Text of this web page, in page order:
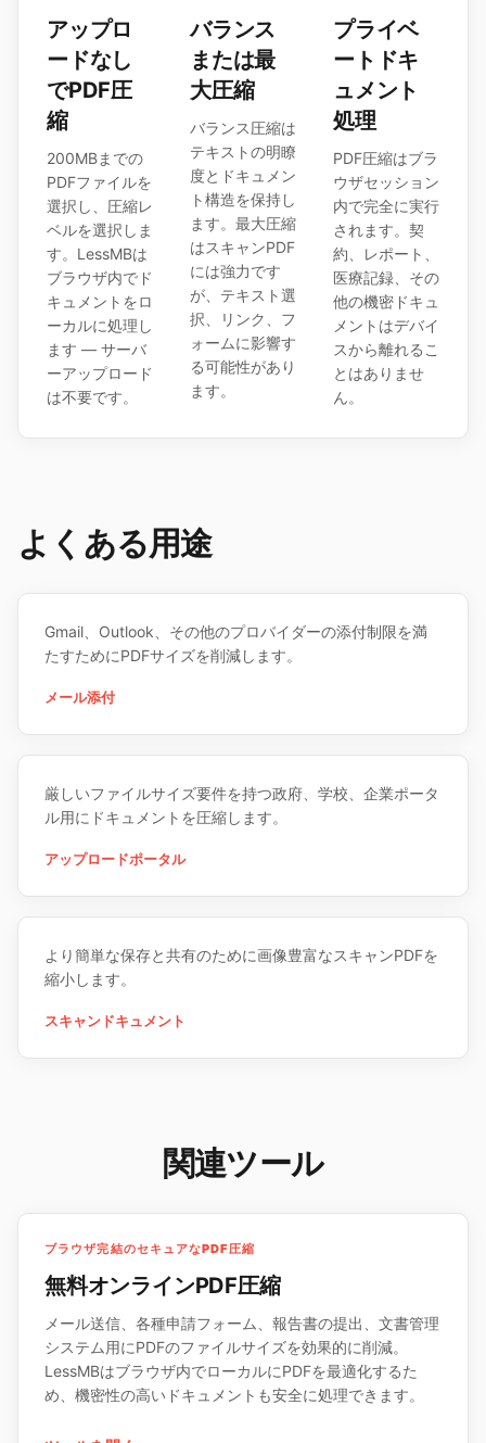
アップロ
ードなし
でPDF圧
縮
200MBまでの
PDFファイルを
選択し、圧縮レ
ベルを選択しま
す。LessMBは
ブラウザ内でド
キュメントをロ
ーカルに処理し
ます — サーバ
ーアップロード
は不要です。
バランス
または最
大圧縮
バランス圧縮は
テキストの明瞭
度とドキュメン
ト構造を保持し
ます。最大圧縮
はスキャンPDF
には強力です
が、テキスト選
択、リンク、フ
ォームに影響す
る可能性があり
ます。
プライベ
ートドキ
ュメント
処理
PDF圧縮はブラ
ウザセッション
内で完全に実行
されます。契
約、レポート、
医療記録、その
他の機密ドキュ
メントはデバイ
スから離れるこ
とはありませ
ん。
よくある用途
Gmail、Outlook、その他のプロバイダーの添付制限を満
たすためにPDFサイズを削減します。
メール添付
厳しいファイルサイズ要件を持つ政府、学校、企業ポータ
ル用にドキュメントを圧縮します。
アップロードポータル
より簡単な保存と共有のために画像豊富なスキャンPDFを
縮小します。
スキャンドキュメント
関連ツール
ブラウザ完結のセキュアなPDF圧縮
無料オンラインPDF圧縮
メール送信、各種申請フォーム、報告書の提出、文書管理
システム用にPDFのファイルサイズを効果的に削減。
LessMBはブラウザ内でローカルにPDFを最適化するた
め、機密性の高いドキュメントも安全に処理できます。